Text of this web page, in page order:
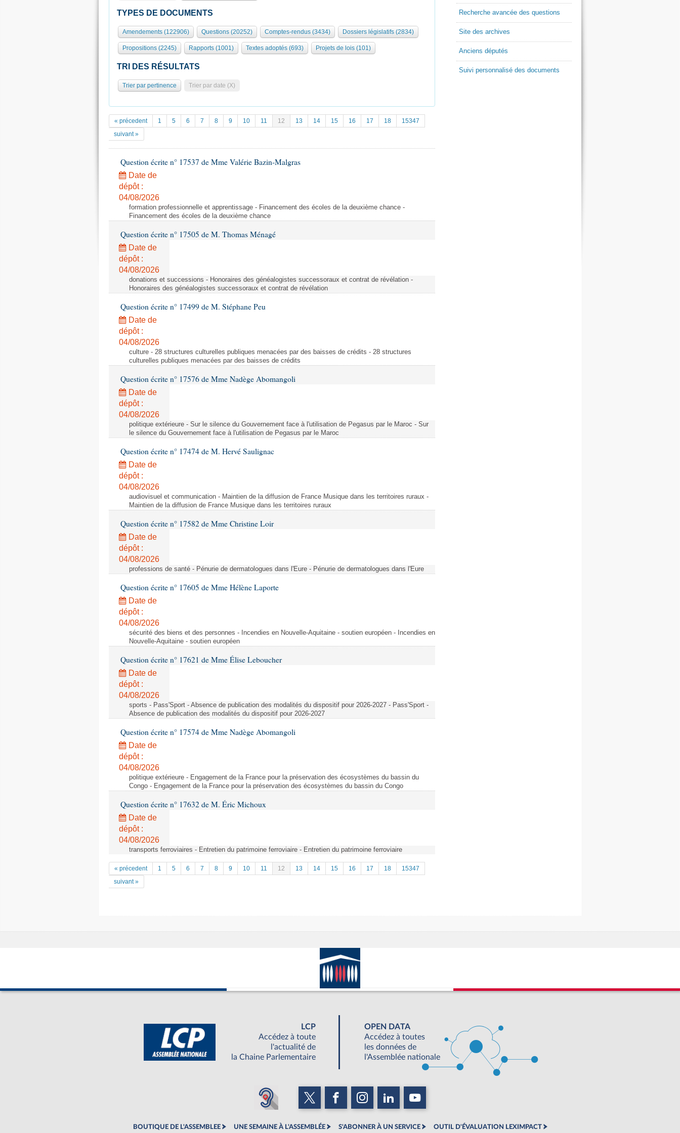
TYPES DE DOCUMENTS
Amendements (122906) Questions (20252) Comptes-rendus (3434) Dossiers législatifs (2834)
Propositions (2245) Rapports (1001) Textes adoptés (693) Projets de lois (101)
TRI DES RÉSULTATS
Trier par pertinence Trier par date (X)
« précedent 1 5 6 7 8 9 10 11 12 13 14 15 16 17 18
15347
suivant »
Question écrite n° 17537 de Mme Valérie Bazin-Malgras
Date de
dépôt :
04/08/2026
formation professionnelle et apprentissage - Financement des écoles de la deuxième chance -
Financement des écoles de la deuxième chance
Question écrite n° 17505 de M. Thomas Ménagé
Date de
dépôt :
04/08/2026
donations et successions - Honoraires des généalogistes successoraux et contrat de révélation -
Honoraires des généalogistes successoraux et contrat de révélation
Question écrite n° 17499 de M. Stéphane Peu
Date de
dépôt :
04/08/2026
culture - 28 structures culturelles publiques menacées par des baisses de crédits - 28 structures
culturelles publiques menacées par des baisses de crédits
Question écrite n° 17576 de Mme Nadège Abomangoli
Date de
dépôt :
04/08/2026
politique extérieure - Sur le silence du Gouvernement face à l'utilisation de Pegasus par le Maroc - Sur
le silence du Gouvernement face à l'utilisation de Pegasus par le Maroc
Question écrite n° 17474 de M. Hervé Saulignac
Date de
dépôt :
04/08/2026
audiovisuel et communication - Maintien de la diffusion de France Musique dans les territoires ruraux -
Maintien de la diffusion de France Musique dans les territoires ruraux
Question écrite n° 17582 de Mme Christine Loir
Date de
dépôt :
04/08/2026
professions de santé - Pénurie de dermatologues dans l'Eure - Pénurie de dermatologues dans l'Eure
Question écrite n° 17605 de Mme Hélène Laporte
Date de
dépôt :
04/08/2026
sécurité des biens et des personnes - Incendies en Nouvelle-Aquitaine - soutien européen - Incendies en
Nouvelle-Aquitaine - soutien européen
Question écrite n° 17621 de Mme Élise Leboucher
Date de
dépôt :
04/08/2026
sports - Pass'Sport - Absence de publication des modalités du dispositif pour 2026-2027 - Pass'Sport -
Absence de publication des modalités du dispositif pour 2026-2027
Question écrite n° 17574 de Mme Nadège Abomangoli
Date de
dépôt :
04/08/2026
politique extérieure - Engagement de la France pour la préservation des écosystèmes du bassin du
Congo - Engagement de la France pour la préservation des écosystèmes du bassin du Congo
Question écrite n° 17632 de M. Éric Michoux
Date de
dépôt :
04/08/2026
transports ferroviaires - Entretien du patrimoine ferroviaire - Entretien du patrimoine ferroviaire
« précedent 1 5 6 7 8 9 10 11 12 13 14 15 16 17 18
15347
suivant »
Recherche avancée des questions
Site des archives
Anciens députés
Suivi personnalisé des documents
LCP
Accédez à toute
l'actualité de
la Chaine Parlementaire
OPEN DATA
Accédez à toutes
les données de
l'Assemblée nationale
BOUTIQUE DE L'ASSEMBLEE UNE SEMAINE À L'ASSEMBLÉE S'ABONNER À UN SERVICE OUTIL D'ÉVALUATION LEXIMPACT